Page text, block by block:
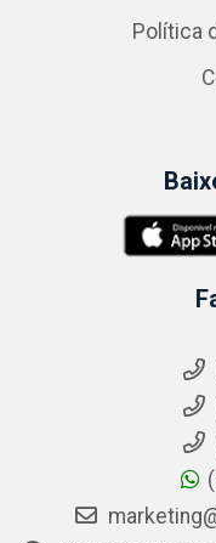
Política